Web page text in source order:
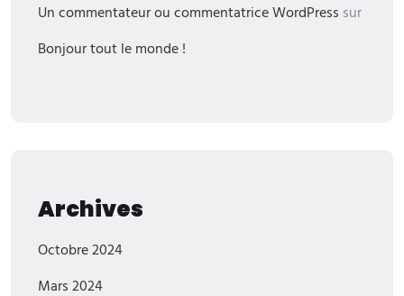
Un commentateur ou commentatrice WordPress sur
Bonjour tout le monde !
Archives
Octobre 2024
Mars 2024